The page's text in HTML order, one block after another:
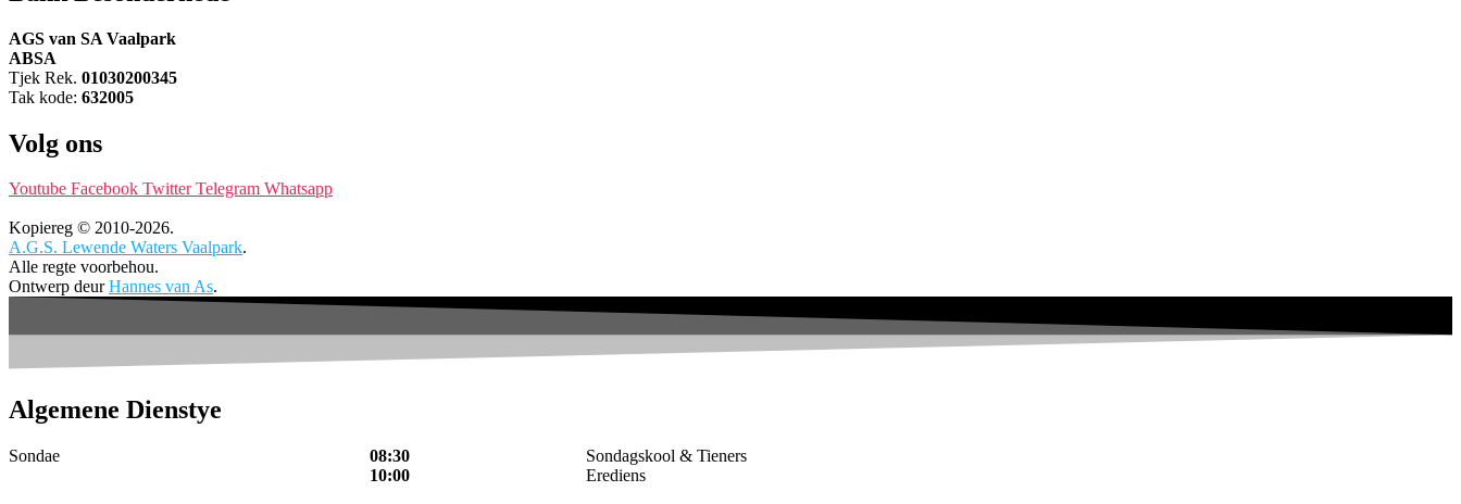
AGS van SA Vaalpark
ABSA
Tjek Rek. 01030200345
Tak kode: 632005
Volg ons
Youtube Facebook Twitter Telegram Whatsapp
Kopiereg © 2010-2026.
A.G.S. Lewende Waters Vaalpark.
Alle regte voorbehou.
Ontwerp deurHannes van As.
Algemene Dienstye
Sondae
08:30
10:00
Sondagskool & Tieners
Erediens